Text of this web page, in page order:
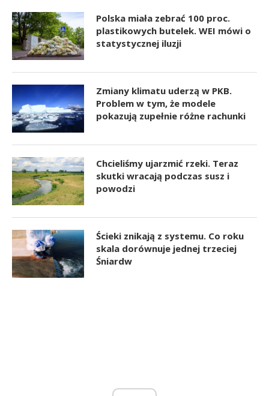
Polska miała zebrać 100 proc.
plastikowych butelek. WEI mówi o
statystycznej iluzji
Zmiany klimatu uderzą w PKB.
Problem w tym, że modele
pokazują zupełnie różne rachunki
Chcieliśmy ujarzmić rzeki. Teraz
skutki wracają podczas susz i
powodzi
Ścieki znikają z systemu. Co roku
skala dorównuje jednej trzeciej
Śniardw